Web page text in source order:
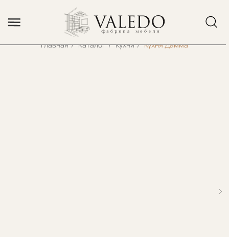
Главная / Каталог / Кухни / Кухня Дамма